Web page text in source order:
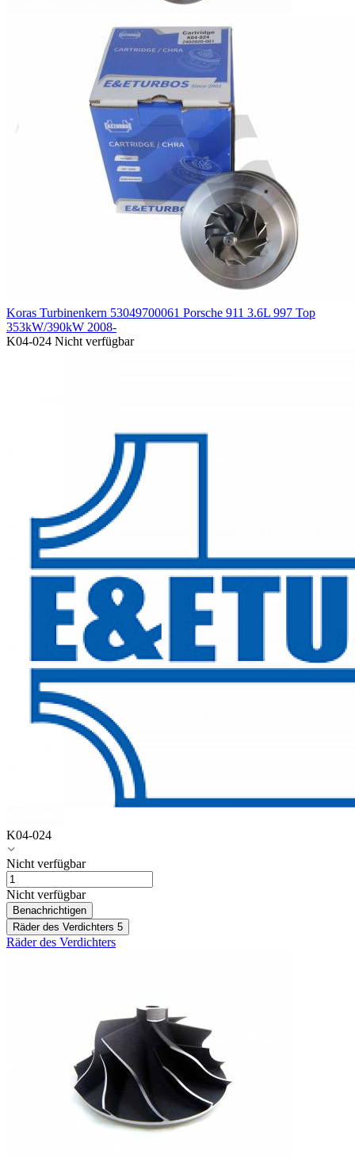
Koras Turbinenkern 53049700061 Porsche 911 3.6L 997 Top
353kW/390kW 2008-
K04-024 Nicht verfügbar
K04-024
Nicht verfügbar
Nicht verfügbar
Benachrichtigen
Räder des Verdichters 5
Räder des Verdichters